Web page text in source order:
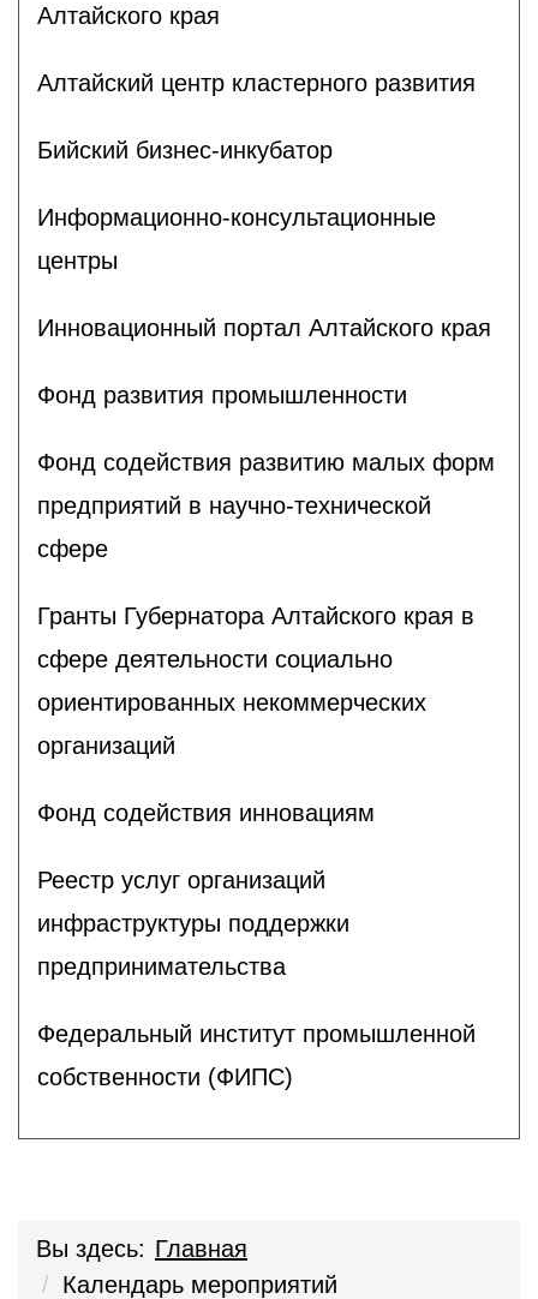
Алтайского края
Алтайский центр кластерного развития
Бийский бизнес-инкубатор
Информационно-консультационные
центры
Инновационный портал Алтайского края
Фонд развития промышленности
Фонд содействия развитию малых форм
предприятий в научно-технической
сфере
Гранты Губернатора Алтайского края в
сфере деятельности социально
ориентированных некоммерческих
организаций
Фонд содействия инновациям
Реестр услуг организаций
инфраструктуры поддержки
предпринимательства
Федеральный институт промышленной
собственности (ФИПС)
Вы здесь: Главная
Календарь мероприятий